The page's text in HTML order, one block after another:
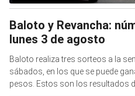
Baloto y Revancha:
lunes 3 de agosto
Baloto realiza tres sorteos a la
sábados, en los que se puede
pesos. Estos son los resultados